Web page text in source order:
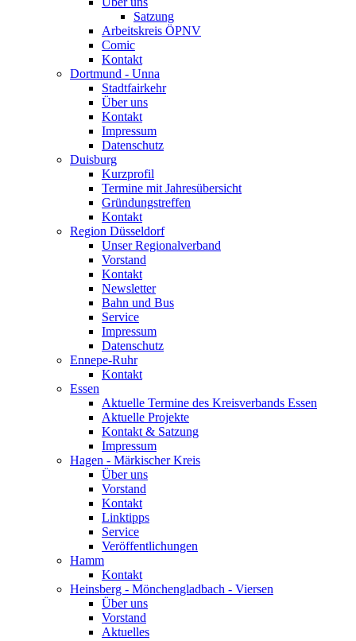
Satzung
Arbeitskreis ÖPNV
Comic
Kontakt
Dortmund - Unna
Stadtfairkehr
Über uns
Kontakt
Impressum
Datenschutz
Duisburg
Kurzprofil
Termine mit Jahresübersicht
Gründungstreffen
Kontakt
Region Düsseldorf
Unser Regionalverband
Vorstand
Kontakt
Newsletter
Bahn und Bus
Service
Impressum
Datenschutz
Ennepe-Ruhr
Kontakt
Essen
Aktuelle Termine des Kreisverbands Essen
Aktuelle Projekte
Kontakt & Satzung
Impressum
Hagen - Märkischer Kreis
Über uns
Vorstand
Kontakt
Linktipps
Service
Veröffentlichungen
Hamm
Kontakt
Heinsberg - Mönchengladbach - Viersen
Über uns
Vorstand
Aktuelles